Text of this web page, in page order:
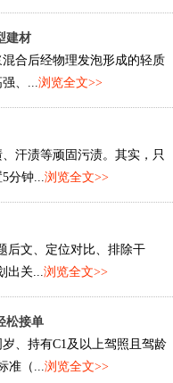
建材
合后经物理发泡形成的轻质
、...浏览全文>>
汗渍等顽固污渍。其实，只
分钟...浏览全文>>
后文、定位对比、排除干
出关...浏览全文>>
松接单
、持有C1及以上驾照且驾龄
准（...浏览全文>>